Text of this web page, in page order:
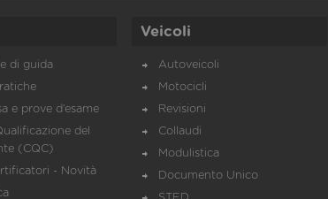
di guida
e prove d’esame
del
(CQC)
- Novità
Veicoli
Autoveicoli
Motocicli
Revisioni
Collaudi
Modulistica
Documento Unico